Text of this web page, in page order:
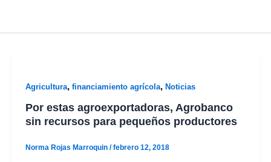
Agricultura, financiamiento agrícola, Noticias
Por estas agroexportadoras, Agrobanco
sin recursos para pequeños productores
Norma Rojas Marroquin /febrero 12, 2018